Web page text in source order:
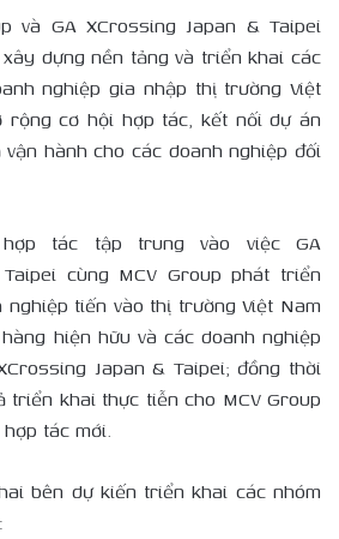
và GA XCrossing Japan & Taipei
dựng nền tảng và triển khai các
nghiệp gia nhập thị trường Việt
rộng cơ hội hợp tác, kết nối dự án
hành cho các doanh nghiệp đối
tác tập trung vào việc GA
cùng MCV Group phát triển
tiến vào thị trường Việt Nam
hiện hữu và các doanh nghiệp
Japan & Taipei; đồng thời
triển khai thực tiễn cho MCV Group
tác mới.
bên dự kiến triển khai các nhóm